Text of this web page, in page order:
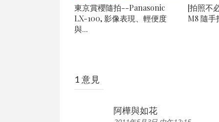
東京賞櫻隨拍--Panasonic
LX-100, 影像表現、輕便度
與...
[拍照不
M8 隨手
1 意見
阿樺與如花